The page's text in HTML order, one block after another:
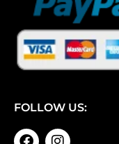
FOLLOW US: